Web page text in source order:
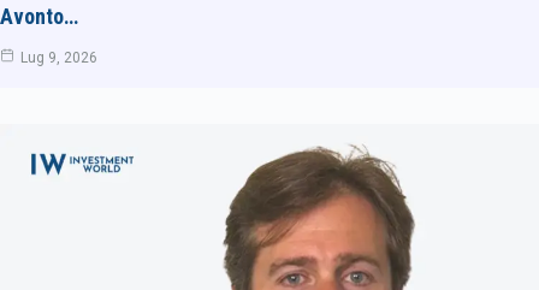
Avonto…
Lug 9, 2026